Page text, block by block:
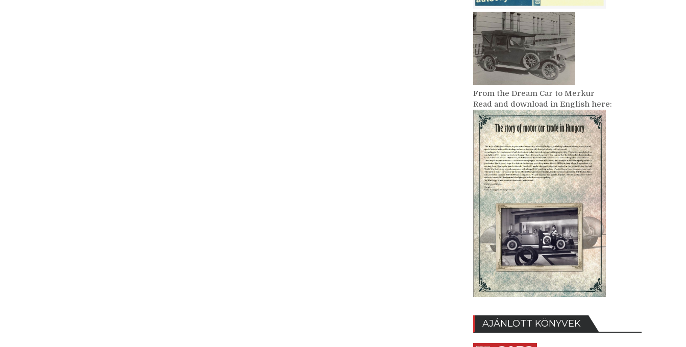
From the Dream Car to Merkur
Read and download in English here:
AJÁNLOTT KÖNYVEK